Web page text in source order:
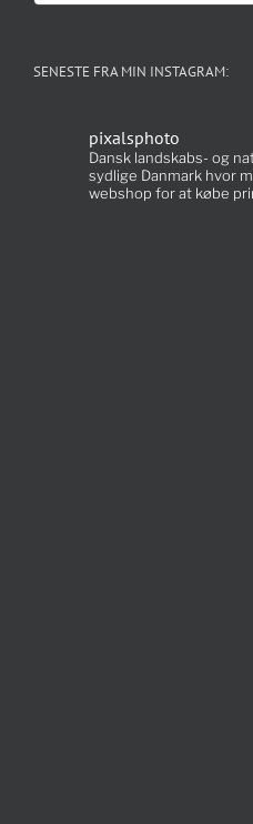
efter:
SENESTE FRA MIN INSTAGRAM:
pixalsphoto
Dansk landskabs- og
sydlige Danmark hvor
webshop for at købe